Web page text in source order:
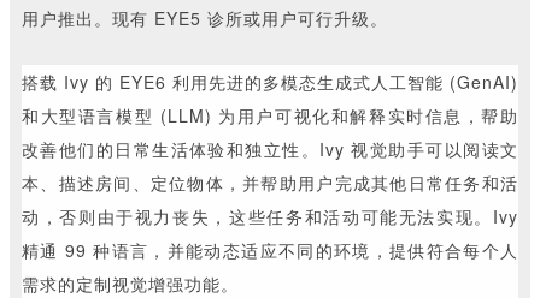
用户推出。现有 EYE5 诊所或用户可行升级。
搭载 Ivy 的 EYE6 利用先进的多模态生成式人工智能 (GenAI)
和大型语言模型 (LLM) 为用户可视化和解释实时信息，帮助
改善他们的日常生活体验和独立性。Ivy 视觉助手可以阅读文
本、描述房间、定位物体，并帮助用户完成其他日常任务和活
动，否则由于视力丧失，这些任务和活动可能无法实现。Ivy
精通 99 种语言，并能动态适应不同的环境，提供符合每个人
需求的定制视觉增强功能。